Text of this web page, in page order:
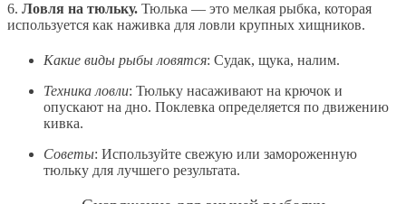
6. Ловля на тюльку. Тюлька — это мелкая рыбка, которая
используется как наживка для ловли крупных хищников.
Какие виды рыбы ловятся: Судак, щука, налим.
Техника ловли: Тюльку насаживают на крючок и
опускают на дно. Поклевка определяется по движению
кивка.
Советы: Используйте свежую или замороженную
тюльку для лучшего результата.